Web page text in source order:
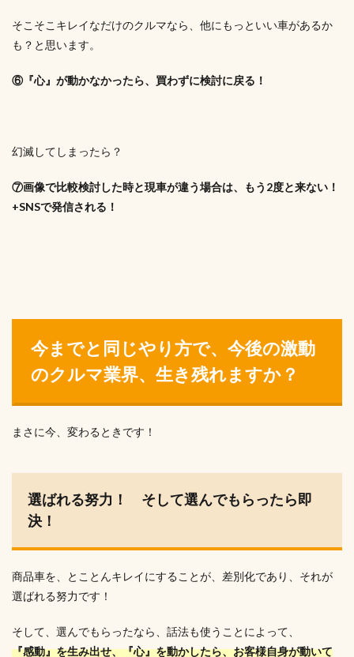
そこそこキレイなだけのクルマなら、他にもっといい車があるか
も？と思います。
⑥『心』が動かなかったら、買わずに検討に戻る！
幻滅してしまったら？
⑦画像で比較検討した時と現車が違う場合は、もう2度と来ない！
+SNSで発信される！
今までと同じやり方で、今後の激動
のクルマ業界、生き残れますか？
まさに今、変わるときです！
選ばれる努力！ そして選んでもらったら即
決！
商品車を、とことんキレイにすることが、差別化であり、それが
選ばれる努力です！
そして、選んでもらったなら、話法も使うことによって、
『感動』を生み出せ、『心』を動かしたら、お客様自身が動いて